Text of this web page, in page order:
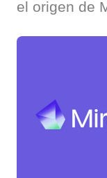
el origen de